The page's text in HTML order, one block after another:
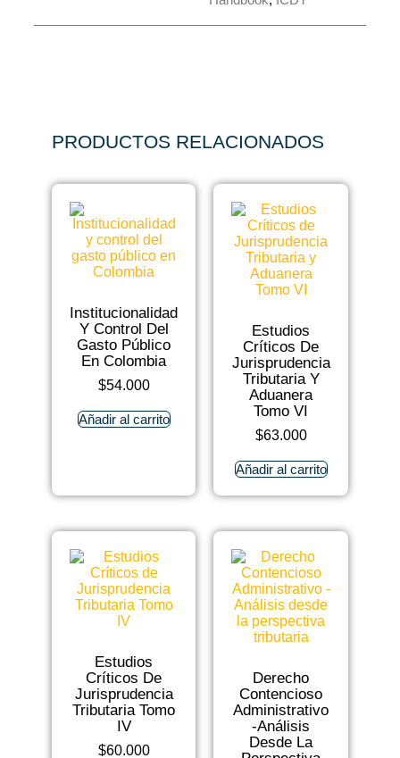
PRODUCTOS RELACIONADOS
Institucionalidad
Y Control Del
Gasto Público
En Colombia
$54.000
Añadir al carrito
Estudios
Críticos De
Jurisprudencia
Tributaria Y
Aduanera
Tomo VI
$63.000
Añadir al carrito
Estudios
Críticos De
Jurisprudencia
Tributaria Tomo
IV
$60.000
Derecho
Contencioso
Administrativo
-Análisis
Desde La